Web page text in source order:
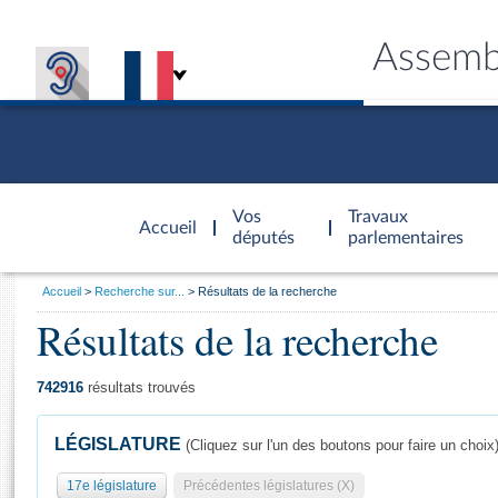
Accueil
d'accueil
Vos
députés
Travaux
parlementaires
Général
Vous
Accueil Recherche sur... Résultats de la recherche
Résultats de la recherche
742916 résultats trouvés
LÉGISLATURE (Cliquez sur l'un des boutons pour faire un choix)
17e législature Précédentes législatures (X)